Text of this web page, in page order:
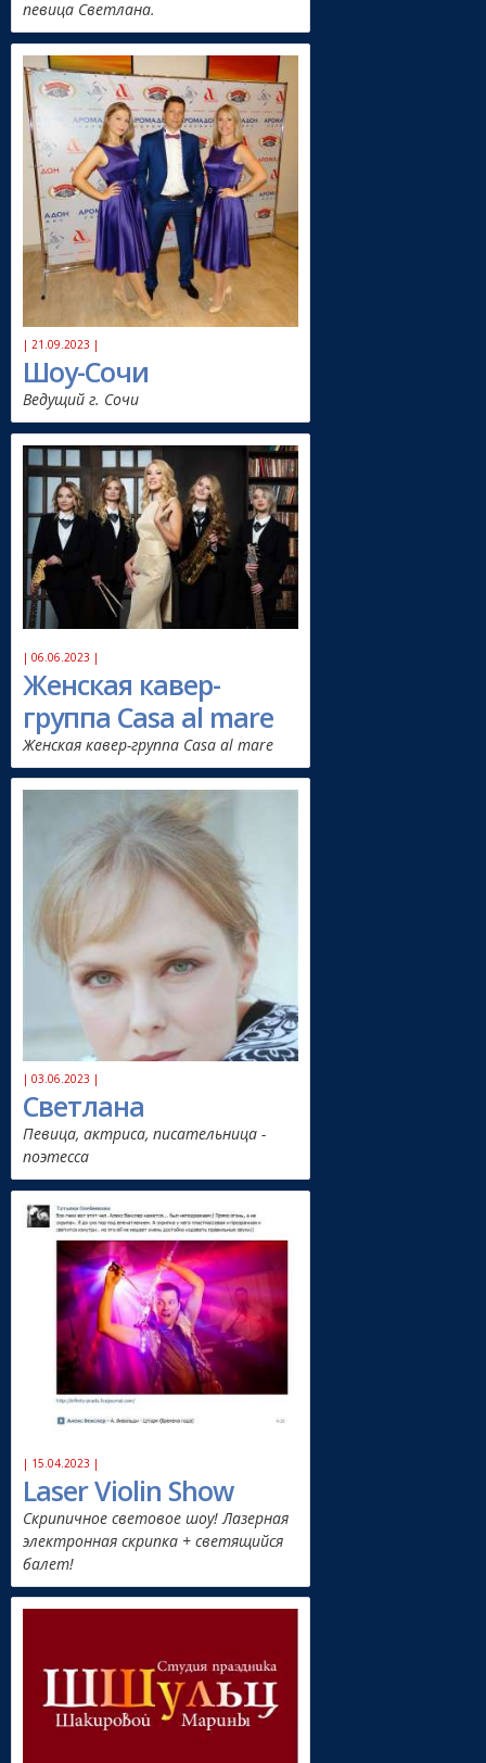
певица Светлана.
| 21.09.2023 |
Шоу-Сочи
Ведущий г. Сочи
| 06.06.2023 |
Женская кавер-
группа Casa al mare
Женская кавер-группа Casa al mare
| 03.06.2023 |
Светлана
Певица, актриса, писательница -
поэтесса
| 15.04.2023 |
Laser Violin Show
Скрипичное световое шоу! Лазерная
электронная скрипка + светящийся
балет!